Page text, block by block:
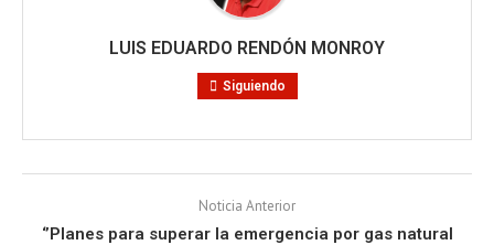
LUIS EDUARDO RENDÓN MONROY
Siguiendo
Noticia Anterior
‘’Planes para superar la emergencia por gas natural